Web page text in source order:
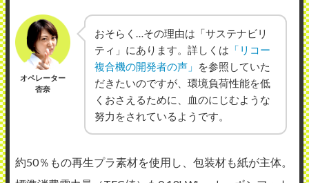
オペレーター
杏奈
おそらく…その理由は「サステナビリ
ティ」にあります。詳しくは 「リコー
複合機の開発者の声」
を参照していた
だきたいのですが、環境負荷性能を低
くおさえるために、血のにじむような
努力をされているようです。
約50％もの再生プラ素材を使用し、包装材も紙が主体。